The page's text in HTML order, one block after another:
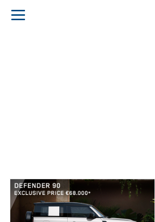
Νέα
&
εκδηλώσεις